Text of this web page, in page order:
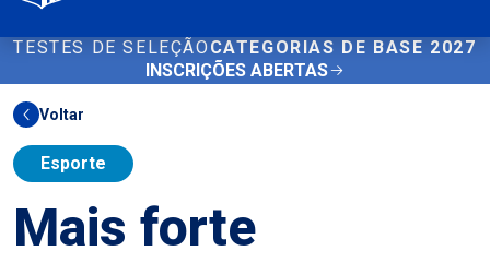
TESTES DE SELEÇÃO CATEGORIAS DE BASE 2027
INSCRIÇÕES ABERTAS
Voltar
Esporte
Mais forte